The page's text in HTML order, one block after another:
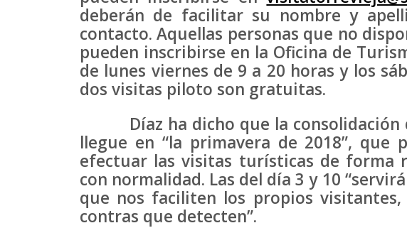
deberán de facilitar su nombre y
contacto. Aquellas personas que no
pueden inscribirse en la Oficina de
de lunes viernes de 9 a 20 horas y los
dos visitas piloto son gratuitas.
Díaz ha dicho que la consolidación
llegue en “la primavera de 2018”, que
efectuar las visitas turísticas de forma
con normalidad. Las del día 3 y 10
que nos faciliten los propios
contras que detecten”.